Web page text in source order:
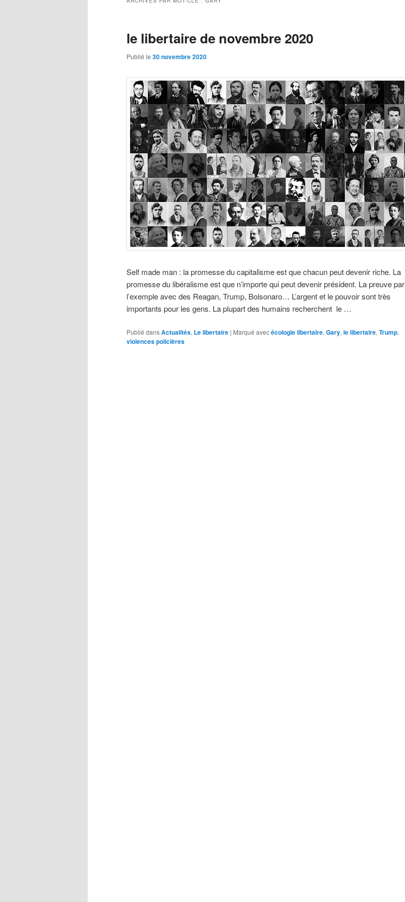
le libertaire de novembre 2020
Publié le 30 novembre 2020
Self made man : la promesse du capitalisme est que chacun peut devenir riche. La
promesse du libéralisme est que n’importe qui peut devenir président. La preuve par
l’exemple avec des Reagan, Trump, Bolsonaro… L’argent et le pouvoir sont très
importants pour les gens. La plupart des humains recherchent le …
Publié dansActualités, Le libertaire | Marqué avecécologie libertaire, Gary, le libertaire, Trump,
violences policières